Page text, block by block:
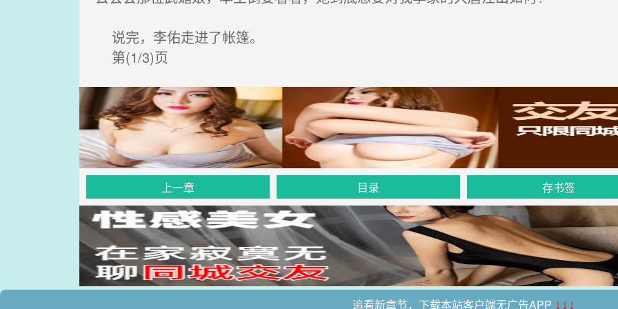
说完，李佑走进了帐篷。
第(1/3)页
上一章 目录 存书签
追看新章节，下载本站客户端无广告APP ↓↓↓